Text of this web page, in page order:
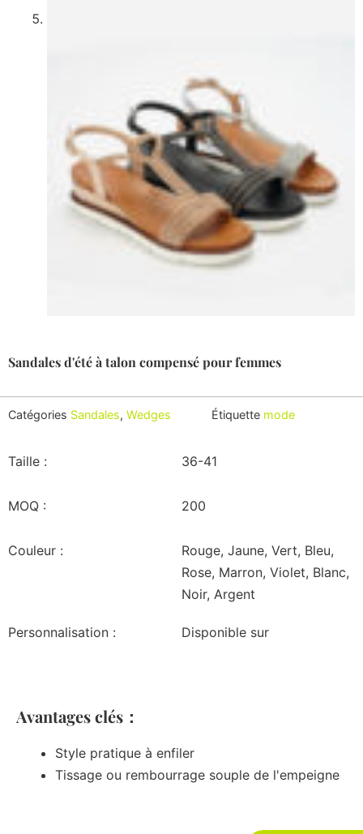
Sandales d'été à talon compensé pour femmes
Catégories Sandales, Wedges Étiquette mode
Taille : 36-41
MOQ : 200
Couleur :
Rouge, Jaune, Vert, Bleu,
Rose, Marron, Violet, Blanc,
Noir, Argent
Personnalisation : Disponible sur
Avantages clés：
Style pratique à enfiler
Tissage ou rembourrage souple de l'empeigne